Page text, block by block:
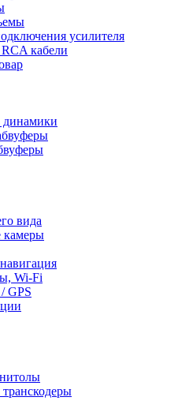
усилителя
кабели
динамики
вида
камеры
Wi-Fi
GPS